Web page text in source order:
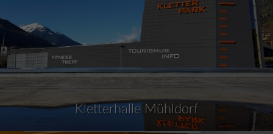
Kletterhalle Mühldorf